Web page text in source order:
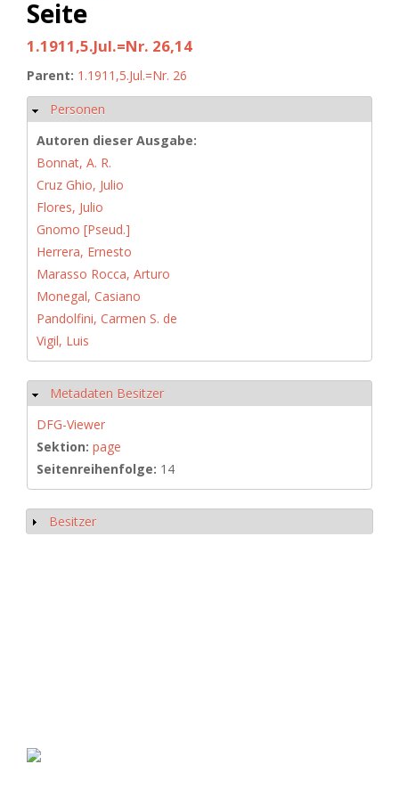
Seite
1.1911,5.Jul.=Nr. 26,14
Parent: 1.1911,5.Jul.=Nr. 26
Ausblenden
Personen
Autoren dieser Ausgabe:
Bonnat, A. R.
Cruz Ghio, Julio
Flores, Julio
Gnomo [Pseud.]
Herrera, Ernesto
Marasso Rocca, Arturo
Monegal, Casiano
Pandolfini, Carmen S. de
Vigil, Luis
Ausblenden
Metadaten Besitzer
DFG-Viewer
Sektion: page
Seitenreihenfolge: 14
Anzeigen
Besitzer